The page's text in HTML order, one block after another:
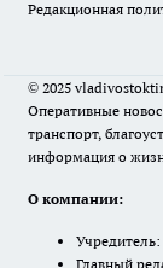
Редакционная
© 2025
Оперативные
транспорт,
информация о
О компании:
Главный